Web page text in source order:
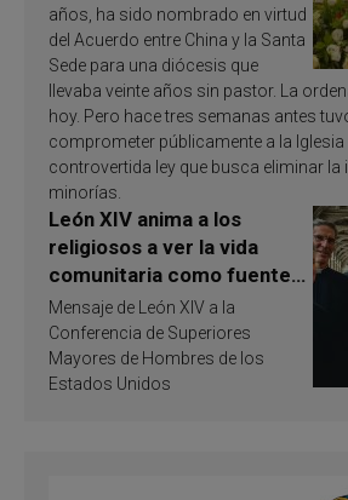
años, ha sido nombrado en virtud
del Acuerdo entre China y la Santa
Sede para una diócesis que
llevaba veinte años sin pastor. La
hoy. Pero hace tres semanas antes
comprometer públicamente a la
controvertida ley que busca eliminar la
minorías.
León XIV anima a los
religiosos a ver la vida
comunitaria como fuente
de inspiración y
santificación
Mensaje de León XIV a la
Conferencia de Superiores
Mayores de Hombres de los
Estados Unidos